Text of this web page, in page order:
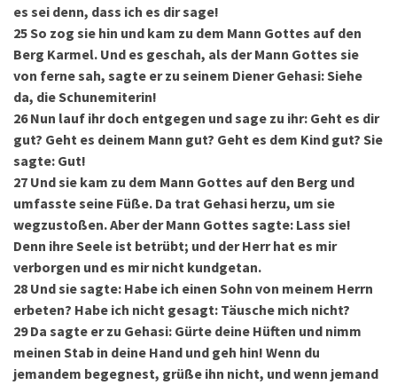
es sei denn, dass ich es dir sage!
25So zog sie hin und kam zu dem Mann Gottes auf den
Berg Karmel. Und es geschah, als der Mann Gottes sie
von ferne sah, sagte er zu seinem Diener Gehasi: Siehe
da, die Schunemiterin!
26 Nun lauf ihr doch entgegen und sage zu ihr: Geht es dir
gut? Geht es deinem Mann gut? Geht es dem Kind gut? Sie
sagte: Gut!
27 Und sie kam zu dem Mann Gottes auf den Berg und
umfasste seine Füße. Da trat Gehasi herzu, um sie
wegzustoßen. Aber der Mann Gottes sagte: Lass sie!
Denn ihre Seele ist betrübt; und der Herr hat es mir
verborgen und es mir nicht kundgetan.
28 Und sie sagte: Habe ich einen Sohn von meinem Herrn
erbeten? Habe ich nicht gesagt: Täusche mich nicht?
29 Da sagte er zu Gehasi: Gürte deine Hüften und nimm
meinen Stab in deine Hand und geh hin! Wenn du
jemandem begegnest, grüße ihn nicht, und wenn jemand